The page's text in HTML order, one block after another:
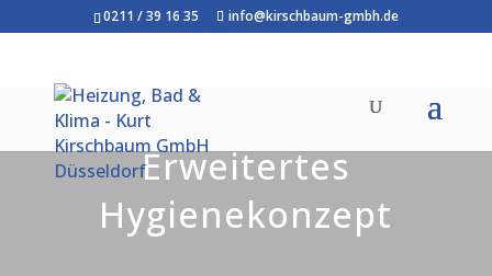
0211 / 39 16 35 info@kirschbaum-gmbh.de
Erweitertes
Hygienekonzept